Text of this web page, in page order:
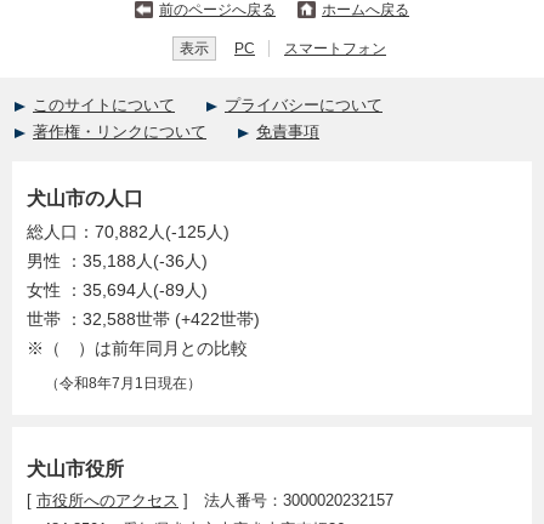
前のページへ戻る ホームへ戻る
表示 PC スマートフォン
このサイトについて
プライバシーについて
著作権・リンクについて
免責事項
犬山市役所
[ 市役所へのアクセス ] 法人番号：3000020232157
犬山市の人口
総人口：70,882人(-125人)
男性 ：35,188人(-36人)
女性 ：35,694人(-89人)
世帯 ：32,588世帯 (+422世帯)
※（ ）は前年同月との比較
（令和8年7月1日現在）